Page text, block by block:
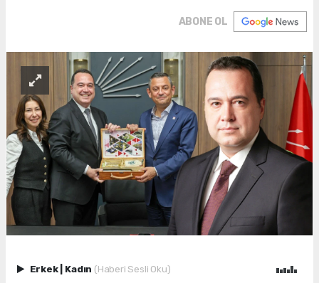
ABONE OL
Erkek Kadın (Haberi Sesli Oku)